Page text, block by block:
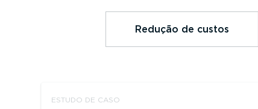
Redução de custos
ESTUDO DE CASO